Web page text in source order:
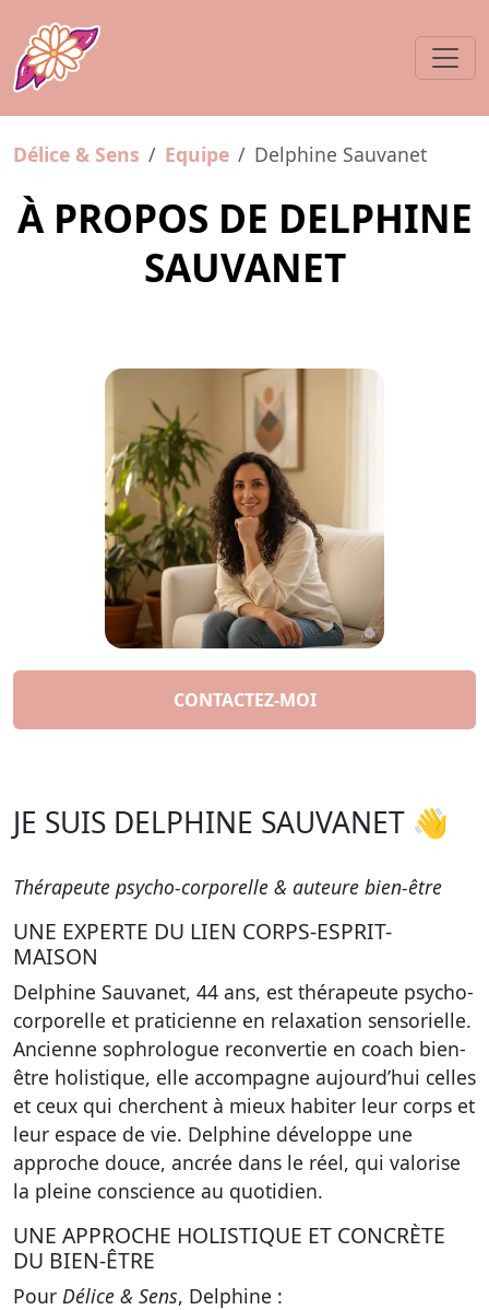
Délice & Sens Equipe Delphine Sauvanet
À PROPOS DE DELPHINE
SAUVANET
CONTACTEZ-MOI
JE SUIS DELPHINE SAUVANET 👋
Thérapeute psycho-corporelle & auteure bien-être
UNE EXPERTE DU LIEN CORPS-ESPRIT-
MAISON
Delphine Sauvanet, 44 ans, est thérapeute psycho-
corporelle et praticienne en relaxation sensorielle.
Ancienne sophrologue reconvertie en coach bien-
être holistique, elle accompagne aujourd’hui celles
et ceux qui cherchent à mieux habiter leur corps et
leur espace de vie. Delphine développe une
approche douce, ancrée dans le réel, qui valorise
la pleine conscience au quotidien.
UNE APPROCHE HOLISTIQUE ET CONCRÈTE
DU BIEN-ÊTRE
Pour Délice & Sens, Delphine :